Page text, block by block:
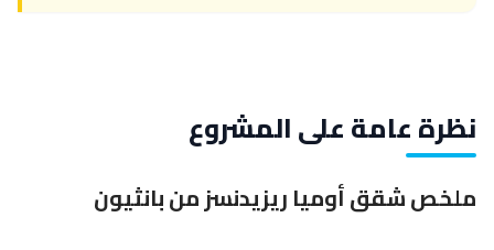
نظرة عامة على المشروع
ملخص شقق أوميا ريزيدنسز من بانثيون